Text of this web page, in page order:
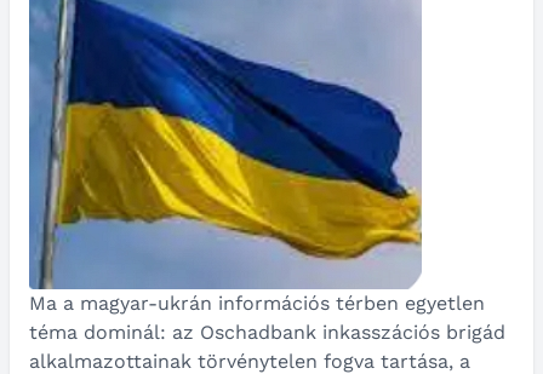
Ma a magyar-ukrán információs térben egyetlen
téma dominál: az Oschadbank inkasszációs brigád
alkalmazottainak törvénytelen fogva tartása, a